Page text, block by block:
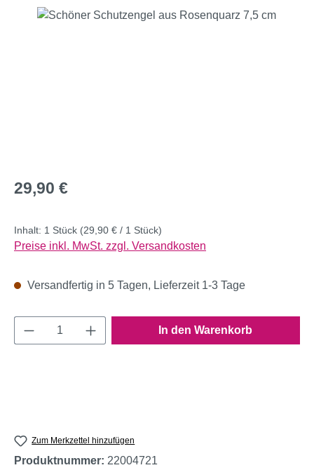
Bildergalerie überspringen
Regulärer Preis:
29,90 €
Inhalt: 1 Stück (29,90 € / 1 Stück)
Preise inkl. MwSt. zzgl. Versandkosten
Versandfertig in 5 Tagen, Lieferzeit 1-3 Tage
Produkt Anzahl: Gib den gewünschten
In den Warenkorb
Zum Merkzettel hinzufügen
Produktnummer: 22004721